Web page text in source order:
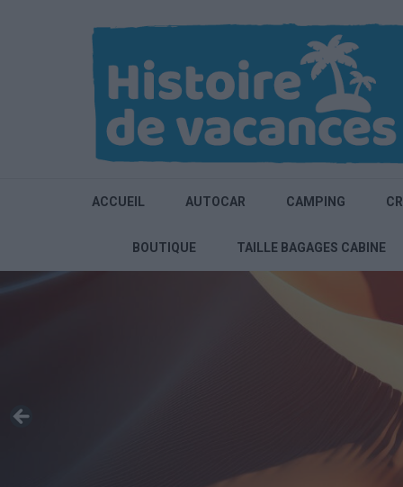
ACCUEIL AUTOCAR CAMPING
BOUTIQUE TAILLE BAGAGES CABINE